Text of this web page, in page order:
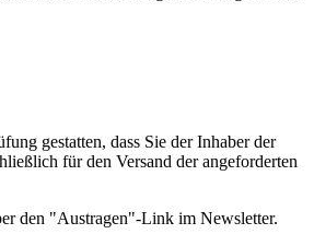
gestatten, dass Sie der Inhaber der
für den Versand der angeforderten
den "Austragen"-Link im Newsletter.